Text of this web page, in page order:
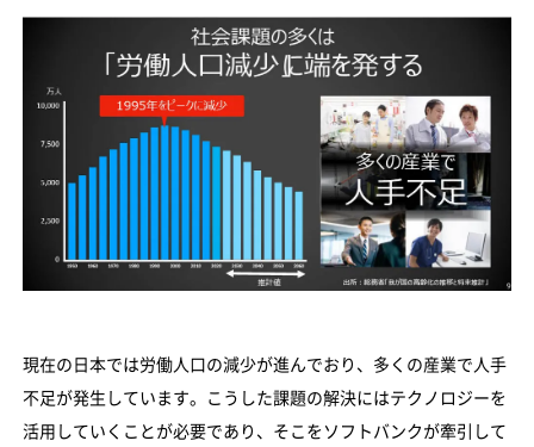
現在の日本では労働人口の減少が進んでおり、多くの産業で人手
不足が発生しています。こうした課題の解決にはテクノロジーを
活用していくことが必要であり、そこをソフトバンクが牽引して